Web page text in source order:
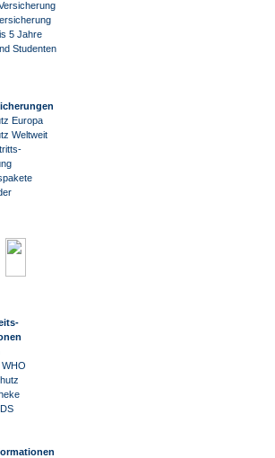
5 Jahre
Studenten
Europa
Weltweit